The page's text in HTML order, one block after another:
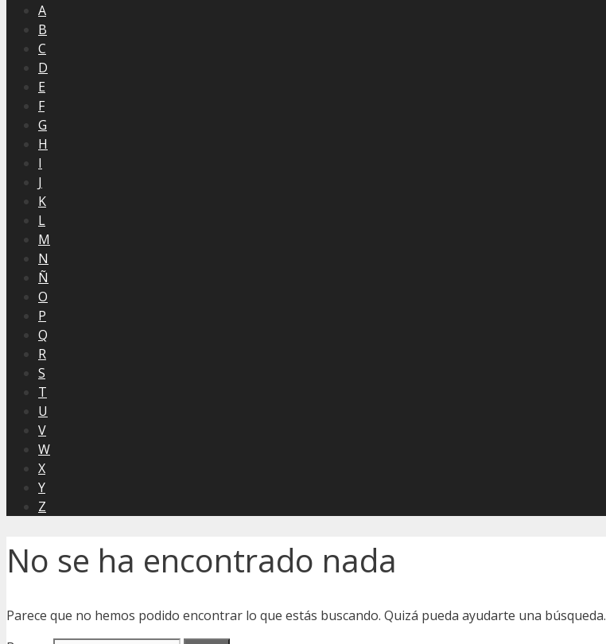
A
B
C
D
E
F
G
H
I
J
K
L
M
N
Ñ
O
P
Q
R
S
T
U
V
W
X
Y
Z
No se ha encontrado nada
Parece que no hemos podido encontrar lo que estás buscando. Quizá pueda ayudarte una búsqueda.